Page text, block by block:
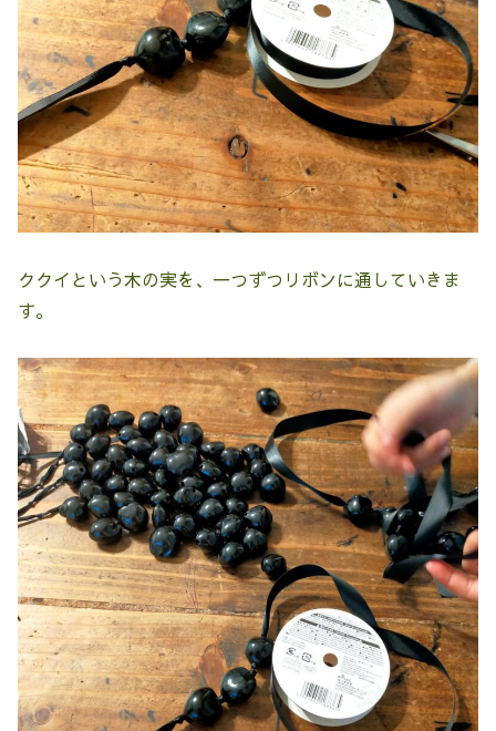
ククイという木の実を、一つずつリボンに通していきま
す。